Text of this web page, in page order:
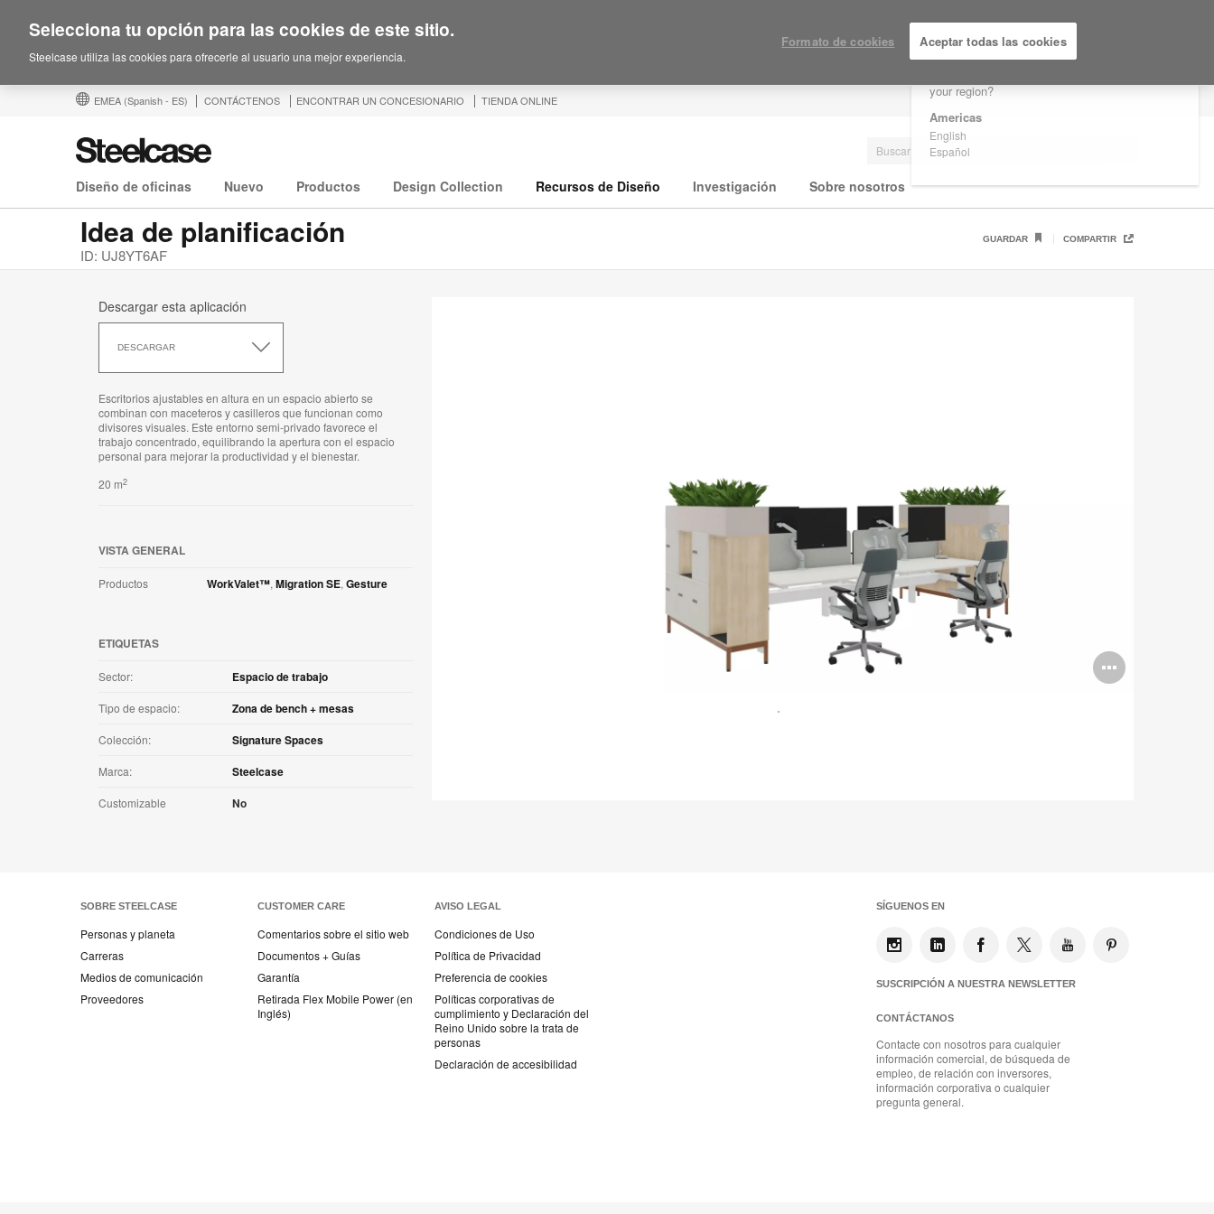
Are you in United States?
your region?
Americas
English
Español
EMEA (Spanish - ES) CONTÁCTENOS ENCONTRAR UN CONCESIONARIO TIENDA ONLINE
Diseño de oficinas Nuevo Productos Design Collection Recursos de Diseño Investigación Sobre nosotros
Idea de planificación
ID: UJ8YT6AF
GUARDAR COMPARTIR
Abrir
Descargar esta aplicación
DESCARGAR
esta
Escritorios ajustables en altura en un espacio abierto se
combinan con maceteros y casilleros que funcionan como
divisores visuales. Este entorno semi-privado favorece el
trabajo concentrado, equilibrando la apertura con el espacio
personal para mejorar la productividad y el bienestar.
20 m2
VISTA GENERAL
Productos WorkValet™, Migration SE, Gesture
ETIQUETAS
Sector: Espacio de trabajo
Tipo de espacio: Zona de bench + mesas
Colección: Signature Spaces
Marca: Steelcase
Customizable No
SOBRE STEELCASE
Personas y planeta
Carreras
Medios de comunicación
Proveedores
CUSTOMER CARE
Comentarios sobre el sitio web
Documentos + Guías
Garantía
Retirada Flex Mobile Power (en
Inglés)
AVISO LEGAL
Condiciones de Uso
Política de Privacidad
Preferencia de cookies
Políticas corporativas de
cumplimiento y Declaración del
Reino Unido sobre la trata de
personas
Declaración de accesibilidad
SÍGUENOS EN
SUSCRIPCIÓN A NUESTRA NEWSLETTER
CONTÁCTANOS
Contacte con nosotros para cualquier
información comercial, de búsqueda de
empleo, de relación con inversores,
información corporativa o cualquier
pregunta general.
Selecciona tu opción para las cookies de este sitio.
Steelcase utiliza las cookies para ofrecerle al usuario una mejor experiencia.
Formato de cookies Aceptar todas las cookies